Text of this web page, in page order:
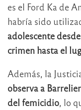
es el Ford Ka de
habría sido
adolescente
crimen hasta el
Además, la
observa a
del femicidio, lo